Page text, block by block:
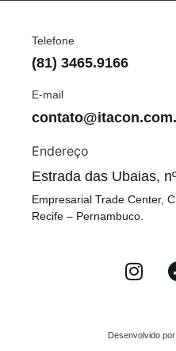
Telefone
(81) 3465.9166
E-mail
Endereço
Estrada das Ubaias,
Empresarial Trade Center,
Recife – Pernambuco.
Desenvolvido por: